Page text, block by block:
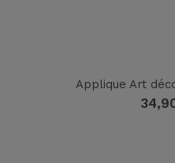
Applique Art